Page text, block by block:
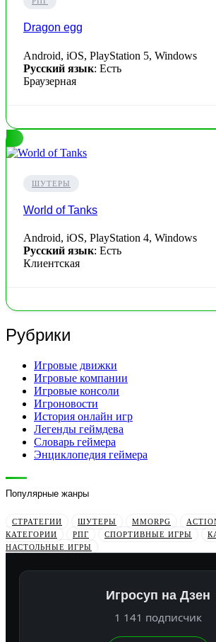
Dragon egg
Android, iOS, PlayStation 5, Windows
Русский язык: Есть
Браузерная
ШУТЕРЫ
World of Tanks
Android, iOS, PlayStation 4, Windows
Русский язык: Есть
Клиентская
Рубрики
Игровые движки
Игровые компании
Игровые консоли
Игроновости
История онлайн игр
Легенды геймдева
Словарь геймера
Энциклопедия геймера
Популярные жанры
СТРАТЕГИИ ШУТЕРЫ MMORPG
КАТЕГОРИИ
РПГ СПОРТИВНЫЕ ИГРЫ
НАСТОЛЬНЫЕ ИГРЫ
Игросуп на Дзен
1 141 подписчик